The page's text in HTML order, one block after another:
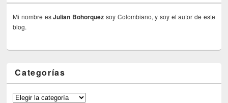
Mi nombre esJulian Bohorquez soy Colombiano, y soy el autor de este
blog.
Categorías
Categorías